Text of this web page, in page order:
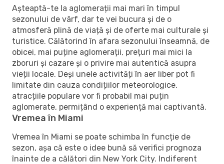
Așteaptă-te la aglomerații mai mari în timpul
sezonului de vârf, dar te vei bucura și de o
atmosferă plină de viață și de oferte mai culturale și
turistice. Călătorind în afara sezonului înseamnă, de
obicei, mai puține aglomerații, prețuri mai mici la
zboruri și cazare și o privire mai autentică asupra
vieții locale. Deși unele activități în aer liber pot fi
limitate din cauza condițiilor meteorologice,
atracțiile populare vor fi probabil mai puțin
aglomerate, permițând o experiență mai captivantă.
Vremea în Miami
Vremea în Miami se poate schimba în funcție de
sezon, așa că este o idee bună să verifici prognoza
înainte de a călători din New York City. Indiferent